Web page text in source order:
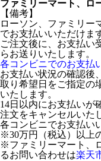
ファミリーマート、ロ
【備考】
ローソン、ファミリー
でお支払いいただけま
ご注文後に、お支払い
らお送りいたします。
各コンビニでのお支払
お支払い状況の確認後
取り希望日をご指定の
いたします。
14日以内にお支払いが
注文をキャンセルいた
各コンビニでお支払い
※30万円（税込）以上
※ファミリーマート、
るお問い合わせは楽天